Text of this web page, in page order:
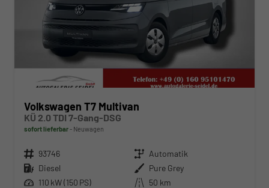
Volkswagen T7 Multivan
KÜ 2.0 TDI 7-Gang-DSG
sofort lieferbar Neuwagen
Fahrzeugnr. 93746 Getriebe Automatik
Kraftstoff Diesel Außenfarbe Pure Grey
Leistung 110 kW (150 PS) Kilometerstand 50 km